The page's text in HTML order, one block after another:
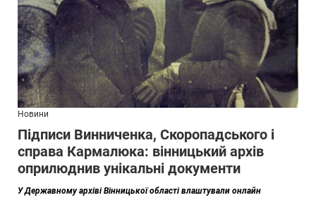
Новини
Підписи Винниченка, Скоропадського і
справа Кармалюка: вінницький архів
оприлюднив унікальні документи
У Державному архіві Вінницької області влаштували онлайн